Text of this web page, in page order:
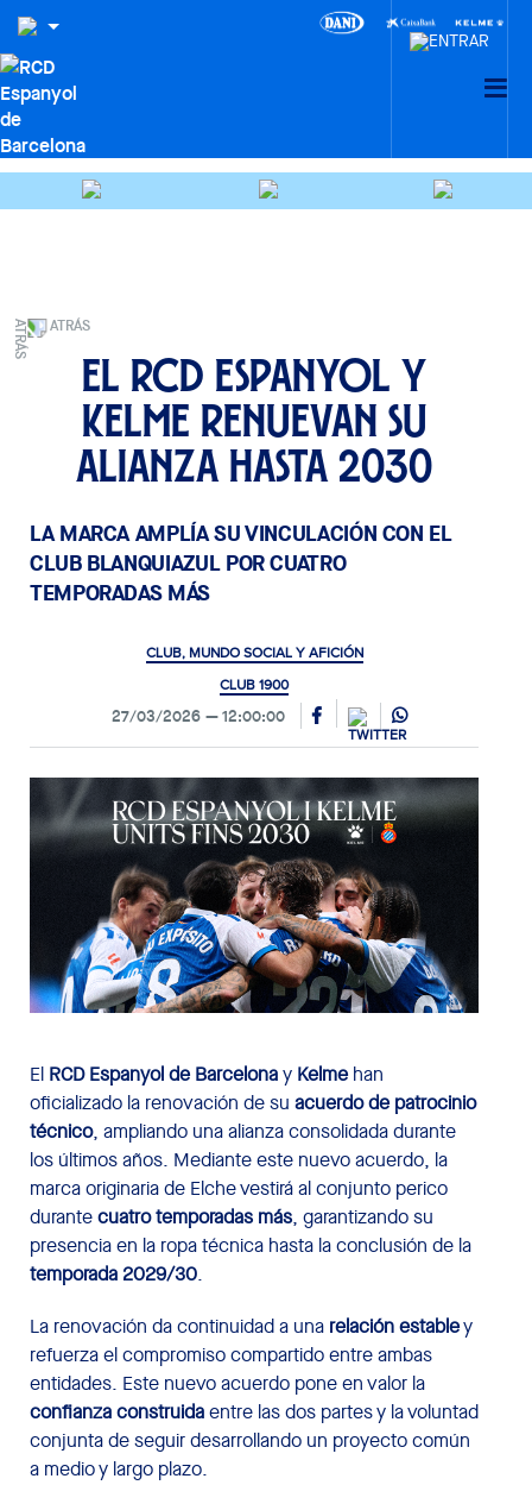
ATRÁS
El RCD Espanyol y
Kelme renuevan su
alianza hasta 2030
LA MARCA AMPLÍA SU VINCULACIÓN CON EL
CLUB BLANQUIAZUL POR CUATRO
TEMPORADAS MÁS
CLUB, MUNDO SOCIAL Y AFICIÓN
CLUB 1900
27/03/2026 12:00:00
El RCD Espanyol de Barcelonay Kelmehan
oficializado la renovación de su acuerdo de patrocinio
técnico, ampliando una alianza consolidada durante
los últimos años. Mediante este nuevo acuerdo, la
marca originaria de Elche vestirá al conjunto perico
durantecuatro temporadas más, garantizando su
presencia en la ropa técnica hasta la conclusión de la
temporada 2029/30.
La renovación da continuidad a una relación establey
refuerza el compromiso compartido entre ambas
entidades. Este nuevo acuerdo pone en valor la
confianza construidaentre las dos partes y la voluntad
conjunta de seguir desarrollando un proyecto común
a medio y largo plazo.